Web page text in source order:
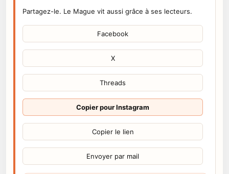
Partagez-le. Le Mague vit aussi grâce à ses lecteurs.
Facebook
X
Threads
Copier pour Instagram
Copier le lien
Envoyer par mail